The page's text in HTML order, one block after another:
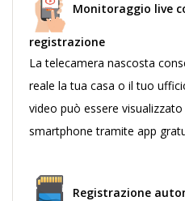
Monitoraggio live
registrazione
La telecamera nascosta
reale la tua casa o il tuo
video può essere
smartphone tramite app
Registrazione